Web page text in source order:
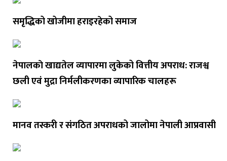
समृद्धिको खोजीमा हराइरहेको समाज
नेपालकाे खाद्यतेल व्यापारमा लुकेको वित्तीय अपराध: राजश्व
छली एवं मुद्रा निर्मलीकरणका व्यापारिक चालहरू
मानव तस्करी र संगठित अपराधको जालोमा नेपाली आप्रवासी